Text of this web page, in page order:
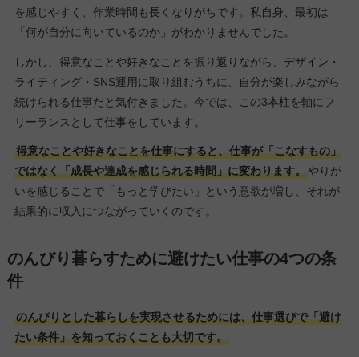
を感じやすく、作業時間も長くなりがちです。私自身、最初は
「何が自分に向いているのか」がわかりませんでした。
しかし、得意なことや好きなことを振り返りながら、デザイン・
ライティング・SNS運用に取り組むうちに、自分が楽しみながら
続けられる仕事だと気付きました。今では、この3本柱を軸にフ
リーランスとして仕事をしています。
得意なことや好きなことを仕事にすると、仕事が「こなすもの」
ではなく「成長や達成を感じられる時間」に変わります。やりが
いを感じることで「もっと学びたい」という意欲が増し、それが
結果的に収入につながっていくのです。
のんびり暮らすために避けたい仕事の4つの条
件
のんびりとした暮らしを実現させるためには、仕事選びで「避け
たい条件」を知っておくことも大切です。